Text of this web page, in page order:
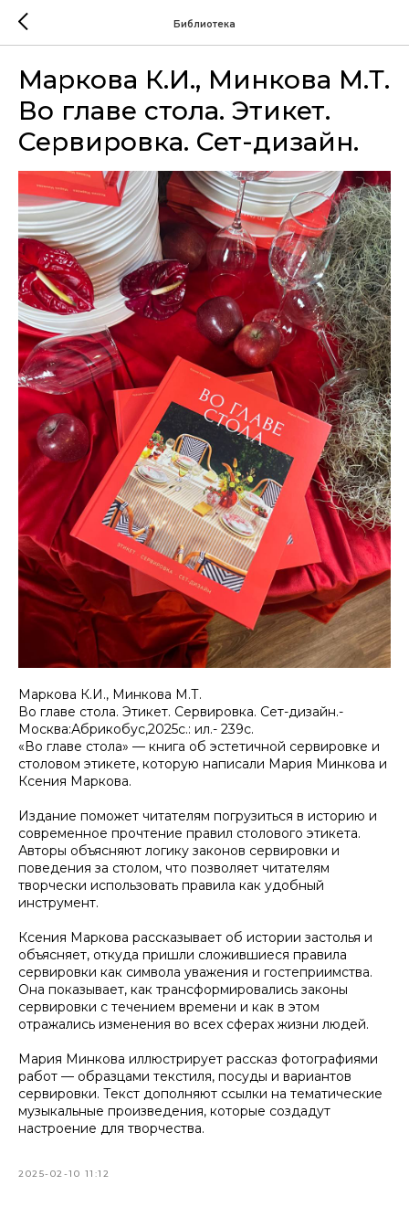
Библиотека
Маркова К.И., Минкова М.Т.
Во главе стола. Этикет.
Сервировка. Сет-дизайн.
Маркова К.И., Минкова М.Т.
Во главе стола. Этикет. Сервировка. Сет-дизайн.-
Москва:Абрикобус,2025с.: ил.- 239с.
«Во главе стола» — книга об эстетичной сервировке и
столовом этикете, которую написали Мария Минкова и
Ксения Маркова.
Издание поможет читателям погрузиться в историю и
современное прочтение правил столового этикета.
Авторы объясняют логику законов сервировки и
поведения за столом, что позволяет читателям
творчески использовать правила как удобный
инструмент.
Ксения Маркова рассказывает об истории застолья и
объясняет, откуда пришли сложившиеся правила
сервировки как символа уважения и гостеприимства.
Она показывает, как трансформировались законы
сервировки с течением времени и как в этом
отражались изменения во всех сферах жизни людей.
Мария Минкова иллюстрирует рассказ фотографиями
работ — образцами текстиля, посуды и вариантов
сервировки. Текст дополняют ссылки на тематические
музыкальные произведения, которые создадут
настроение для творчества.
2025-02-10 11:12